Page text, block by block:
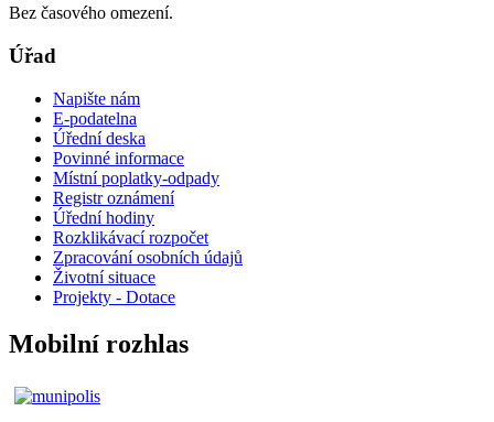
Bez časového omezení.
Úřad
Napište nám
E-podatelna
Úřední deska
Povinné informace
Místní poplatky-odpady
Registr oznámení
Úřední hodiny
Rozklikávací rozpočet
Zpracování osobních údajů
Životní situace
Projekty - Dotace
Mobilní rozhlas